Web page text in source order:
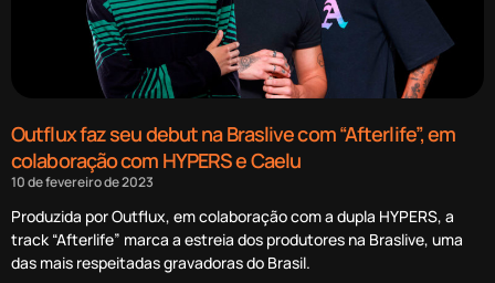
Outflux faz seu debut na Braslive com “Afterlife”, em
colaboração com HYPERS e Caelu
10 de fevereiro de 2023
Produzida por Outflux, em colaboração com a dupla HYPERS, a
track “Afterlife” marca a estreia dos produtores na Braslive, uma
das mais respeitadas gravadoras do Brasil.